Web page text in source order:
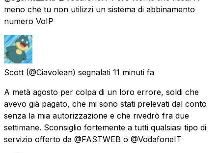
meno che tu non utilizzi un sistema di abbinamento
numero VoIP
Scott (@Ciavolean) segnalati 11 minuti fa
A metà agosto per colpa di un loro errore, soldi che
avevo già pagato, che mi sono stati prelevati dal conto
senza la mia autorizzazione e che rivedrò fra due
settimane. Sconsiglio fortemente a tutti qualsiasi tipo di
servizio offerto da @FASTWEB o @VodafoneIT